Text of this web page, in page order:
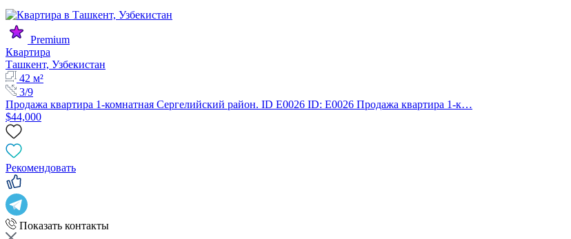
Premium
Квартира
Ташкент, Узбекистан
42 м²
3/9
Продажа квартира 1-комнатная Сергелийский район. ID E0026 ID: E0026 Продажа квартира 1-к…
$44,000
Рекомендовать
Показать контакты